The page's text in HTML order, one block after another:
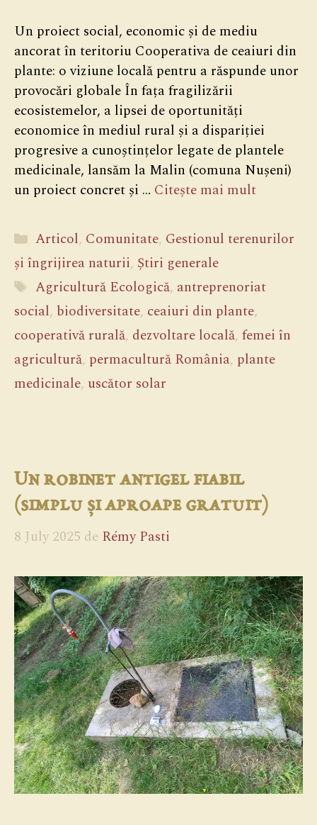
Un proiect social, economic și de mediu
ancorat în teritoriu Cooperativa de ceaiuri din
plante: o viziune locală pentru a răspunde unor
provocări globale În fața fragilizării
ecosistemelor, a lipsei de oportunități
economice în mediul rural și a dispariției
progresive a cunoștințelor legate de plantele
medicinale, lansăm la Malin (comuna Nușeni)
un proiect concret și … Citește mai mult
Categorii
Articol, Comunitate, Gestionul terenurilor
și îngrijirea naturii, Știri generale
Etichete
Agricultură Ecologică, antreprenoriat
social, biodiversitate, ceaiuri din plante,
cooperativă rurală, dezvoltare locală, femei în
agricultură, permacultură România, plante
medicinale, uscător solar
Un robinet antigel fiabil
(simplu și aproape gratuit)
8 July 2025 de Rémy Pasti